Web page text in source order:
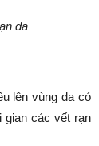
da
lên vùng da có
gian các vết rạn